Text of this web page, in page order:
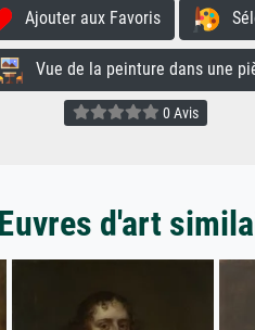
Ajouter aux Favoris
Vue de la peinture dans une
0 Avis
d'art